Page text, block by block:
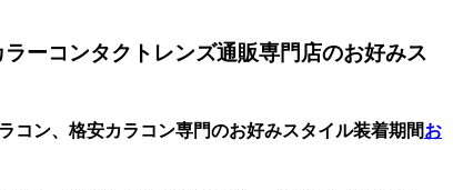
ーコンタクトレンズ通販専門店のお好みス
コン、格安カラコン専門のお好みスタイル装着期間お